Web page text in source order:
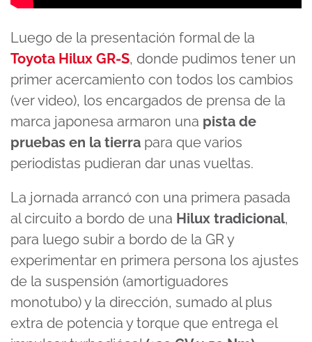
Luego de la presentación formal de la
Toyota Hilux GR-S, donde pudimos tener un
primer acercamiento con todos los cambios
(ver video), los encargados de prensa de la
marca japonesa armaron una pista de
pruebas en la tierra para que varios
periodistas pudieran dar unas vueltas.
La jornada arrancó con una primera pasada
al circuito a bordo de una Hilux tradicional,
para luego subir a bordo de la GR y
experimentar en primera persona los ajustes
de la suspensión (amortiguadores
monotubo) y la dirección, sumado al plus
extra de potencia y torque que entrega el